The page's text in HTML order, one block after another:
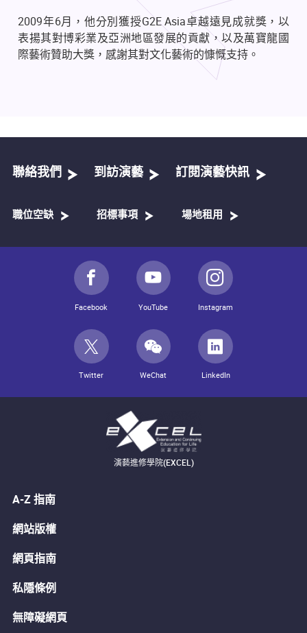
2009年6月，他分別獲授G2E Asia卓越遠見成就獎，以
表揚其對博彩業及亞洲地區發展的貢獻，以及萬寶龍國
際藝術贊助大獎，感謝其對文化藝術的慷慨支持。
聯絡我們 到訪演藝 訂閱演藝快訊
職位空缺 招標事項 場地租用
Facebook YouTube Instagram
Twitter WeChat LinkedIn
演藝進修學院(EXCEL)
A-Z 指南
網站版權
網頁指南
私隱條例
無障礙網頁